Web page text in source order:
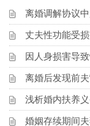
离婚调解协议
丈夫性功能受
因人身损害导
离婚后发现前
浅析婚内扶养
婚姻存续期间